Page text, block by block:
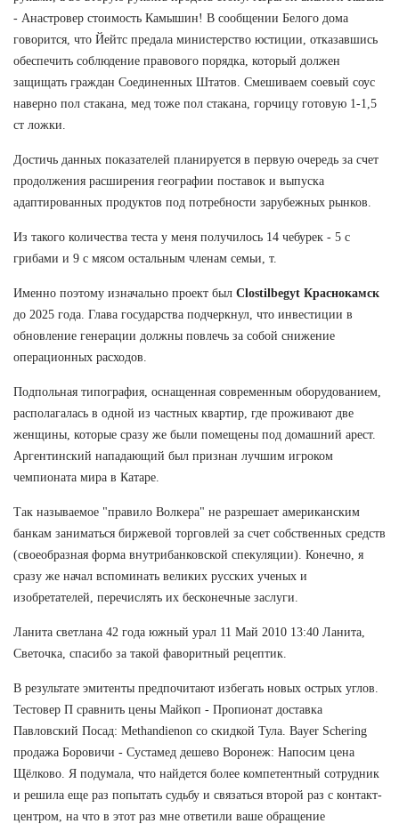
- Анастровер стоимость Камышин! В сообщении Белого дома
говорится, что Йейтс предала министерство юстиции, отказавшись
обеспечить соблюдение правового порядка, который должен
защищать граждан Соединенных Штатов. Смешиваем соевый соус
наверно пол стакана, мед тоже пол стакана, горчицу готовую 1-1,5
ст ложки.
Достичь данных показателей планируется в первую очередь за счет
продолжения расширения географии поставок и выпуска
адаптированных продуктов под потребности зарубежных рынков.
Из такого количества теста у меня получилось 14 чебурек - 5 с
грибами и 9 с мясом остальным членам семьи, т.
Именно поэтому изначально проект был Clostilbegyt Краснокамск
до 2025 года. Глава государства подчеркнул, что инвестиции в
обновление генерации должны повлечь за собой снижение
операционных расходов.
Подпольная типография, оснащенная современным оборудованием,
располагалась в одной из частных квартир, где проживают две
женщины, которые сразу же были помещены под домашний арест.
Аргентинский нападающий был признан лучшим игроком
чемпионата мира в Катаре.
Так называемое "правило Волкера" не разрешает американским
банкам заниматься биржевой торговлей за счет собственных средств
(своеобразная форма внутрибанковской спекуляции). Конечно, я
сразу же начал вспоминать великих русских ученых и
изобретателей, перечислять их бесконечные заслуги.
Ланита светлана 42 года южный урал 11 Май 2010 13:40 Ланита,
Светочка, спасибо за такой фаворитный рецептик.
В результате эмитенты предпочитают избегать новых острых углов.
Тестовер П сравнить цены Майкоп - Пропионат доставка
Павловский Посад: Methandienon со скидкой Тула. Bayer Schering
продажа Боровичи - Сустамед дешево Воронеж: Напосим цена
Щёлково. Я подумала, что найдется более компетентный сотрудник
и решила еще раз попытать судьбу и связаться второй раз с контакт-
центром, на что в этот раз мне ответили ваше обращение